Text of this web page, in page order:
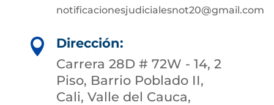
notificacionesjudicialesnot20@gmail.com

Dirección:
Carrera 28D # 72W - 14, 2
Piso, Barrio Poblado II,
Cali, Valle del Cauca,